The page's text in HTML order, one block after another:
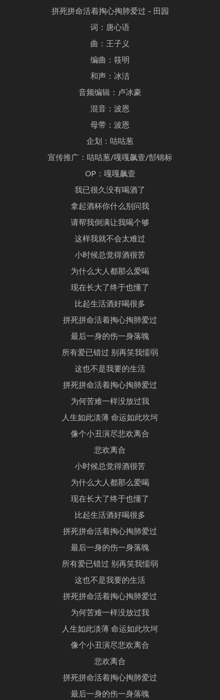
拼死拼命活着掏心掏肺爱过 - 田园
词：唐心语
曲：王子义
编曲：筱明
和声：冰洁
音频编辑：卢冰豪
混音：波恩
母带：波恩
企划：咕咕葱
宣传推广：咕咕葱/嘎嘎飙壹/郜锦标
OP：嘎嘎飙壹
我已很久没有喝酒了
拿起酒杯你什么别问我
请帮我倒满让我喝个够
这样我就不会太难过
小时候总觉得酒很苦
为什么大人都那么爱喝
现在长大了终于也懂了
比起生活酒好喝很多
拼死拼命活着掏心掏肺爱过
最后一身的伤一身落魄
所有爱已错过 别再笑我懦弱
这也不是我要的生活
拼死拼命活着掏心掏肺爱过
为何苦难一样没放过我
人生如此淡薄 命运如此坎坷
像个小丑演尽悲欢离合
悲欢离合
小时候总觉得酒很苦
为什么大人都那么爱喝
现在长大了终于也懂了
比起生活酒好喝很多
拼死拼命活着掏心掏肺爱过
最后一身的伤一身落魄
所有爱已错过 别再笑我懦弱
这也不是我要的生活
拼死拼命活着掏心掏肺爱过
为何苦难一样没放过我
人生如此淡薄 命运如此坎坷
像个小丑演尽悲欢离合
悲欢离合
拼死拼命活着掏心掏肺爱过
最后一身的伤一身落魄